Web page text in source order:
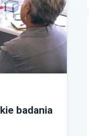
badania